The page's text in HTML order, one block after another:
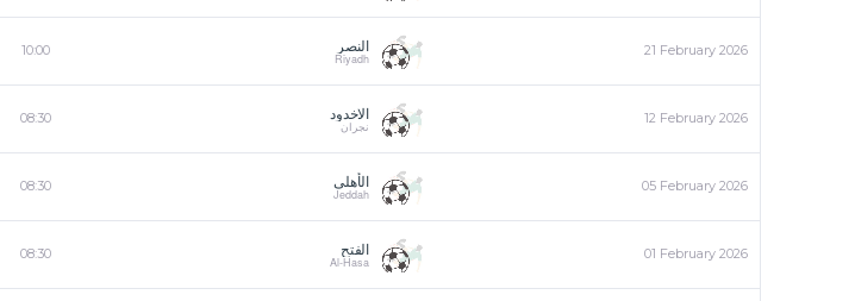
21 February 2026 النصر
Riyadh
10:00
12 February 2026 الاخدود
نجران
08:30
05 February 2026 الأهلي
Jeddah
08:30
01 February 2026 الفتح
Al-Hasa
08:30